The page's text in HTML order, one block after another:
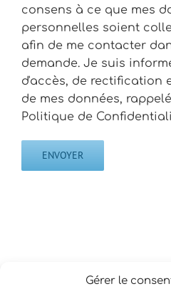
Gérer le
consens à ce que mes
personnelles soient
afin de me contacter
demande. Je suis
d'accès, de rectification
de mes données,
Politique de